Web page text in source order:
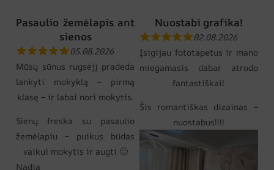
Pasaulio žemėlapis ant
sienos
05.08.2026
Mūsų sūnus rugsėjį pradeda
lankyti mokyklą – pirmą
klasę – ir labai nori mokytis.
Sienų freska su pasaulio
žemėlapiu – puikus būdas
vaikui mokytis ir augti 🙂
Nadia
Nuostabi grafika!
02.08.2026
Įsigijau fototapetus ir mano
miegamasis dabar atrodo
fantastiškai!
Šis romantiškas dizainas –
nuostabus!!!!